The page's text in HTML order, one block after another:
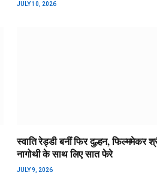
JULY 10, 2026
स्वाति रेड्डी बनीं फिर दुल्हन, फिल्ममेकर
नागोथी के साथ लिए सात फेरे
JULY 9, 2026